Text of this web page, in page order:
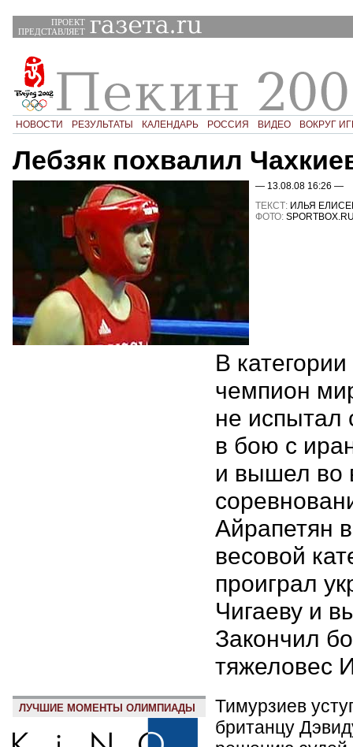
ПРОЕКТ
ПРЕДСТАВЛЯЕТ
НОВОСТИ РЕЗУЛЬТАТЫ КАЛЕНДАРЬ РОССИЯ ВИДЕО ВОКРУГ
Лебзяк похвалил
— 13.08.08 16:26 —
ТЕКСТ: ИЛЬЯ
ФОТО:
В
чемпион
не испытал
в бою с
и вышел во
Айрапетян
весовой
проиграл
Чигаеву и
Закончил
тяжеловес
ЛУЧШИЕ МОМЕНТЫ ОЛИМПИАДЫ
Тимурзиев
британцу